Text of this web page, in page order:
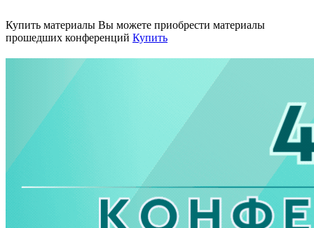
Купить материалы Вы можете приобрести материалы
прошедших конференций Купить